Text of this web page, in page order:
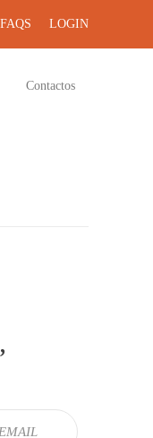
FAQS LOGIN
Contactos